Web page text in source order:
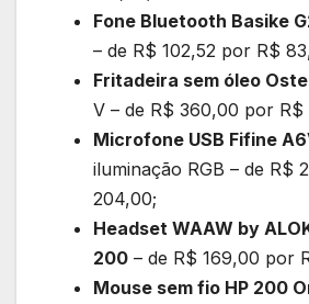
Fone Bluetooth Basike
– de R$ 102,52 por R$
Fritadeira sem óleo
V – de R$ 360,00 por R$
Microfone USB Fifine
iluminação RGB – de R$
204,00;
Headset WAAW by
200 – de R$ 169,00 por
Mouse sem fio HP 200